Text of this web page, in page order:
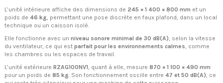
L’unité intérieure affiche des dimensions de 245 × 1 400 × 800 mm et un
poids de 46 kg, permettant une pose discrète en faux plafond, dans un local
technique ou un caisson isolé.
Elle fonctionne avec un niveau sonore minimal de 30 dB(A), selon la vitesse
du ventilateur, ce qui est parfait pour les environnements calmes, comme
les chambres ou les espaces de travail.
L’unité extérieure RZAG100NV1 , quant à elle, mesure 870 × 1 100 × 490 mm
pour un poids de 85 kg . Son fonctionnement oscille entre 47 et 50 dB(A) , ce